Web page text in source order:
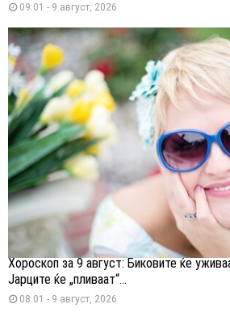
09:01 - 9 август, 2026
Хороскоп за 9 август: Биковите ќе
Јарците ќе „пливаат“...
08:01 - 9 август, 2026